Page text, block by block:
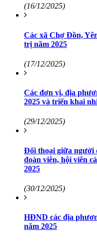
(16/12/2025)
Các xã Chợ Đồn,
trị năm 2025
(17/12/2025)
Các đơn vị, địa
2025 và triển khai
(29/12/2025)
Đối thoại giữa người
đoàn viên, hội viên
2025
(30/12/2025)
HĐND các địa
năm 2025